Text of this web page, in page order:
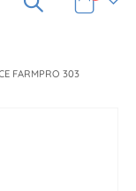
Varukorg
FARMPRO 303